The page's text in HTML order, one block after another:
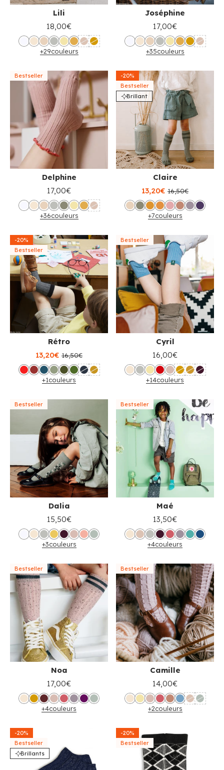
Lili
18,00€
+29couleurs
Joséphine
17,00€
+35couleurs
Bestseller
Delphine
17,00€
+36couleurs
-20%
Bestseller
Brillant
Claire
13,20€ 16,50€
+7couleurs
-20%
Bestseller
Rétro
13,20€ 16,50€
+1couleurs
Bestseller
Cyril
16,00€
+14couleurs
Bestseller
Dalia
15,50€
+3couleurs
Bestseller
Maé
13,50€
+4couleurs
Bestseller
Noa
17,00€
+4couleurs
Bestseller
Camille
14,00€
+2couleurs
-20%
Bestseller
Brillants
-20%
Bestseller